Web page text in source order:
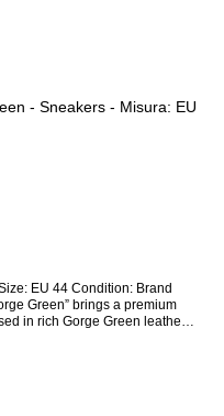
- Sneakers - Misura: EU
in rich Gorge Green leather
piece with classic OG